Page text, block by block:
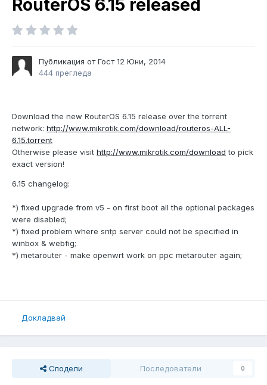
RouterOS 6.15 released
Публикация от Гост12 Юни, 2014
444 прегледа
Download the new RouterOS 6.15 release over the torrent
network: http://www.mikrotik.com/download/routeros-ALL-
6.15.torrent
Otherwise please visit http://www.mikrotik.com/download to pick
exact version!
6.15 changelog:
*) fixed upgrade from v5 - on first boot all the optional packages
were disabled;
*) fixed problem where sntp server could not be specified in
winbox & webfig;
*) metarouter - make openwrt work on ppc metarouter again;
Докладвай
Сподели Последователи 0